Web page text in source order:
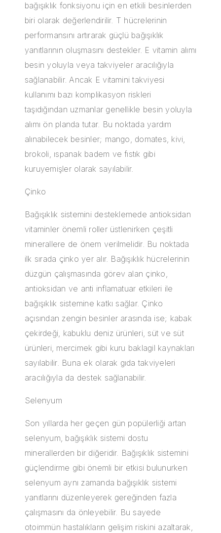
bağışıklık fonksiyonu için en etkili besinlerden
biri olarak değerlendirilir. T hücrelerinin
performansını artırarak güçlü bağışıklık
yanıtlarının oluşmasını destekler. E vitamin alımı
besin yoluyla veya takviyeler aracılığıyla
sağlanabilir. Ancak E vitamini takviyesi
kullanımı bazı komplikasyon riskleri
taşıdığından uzmanlar genellikle besin yoluyla
alımı ön planda tutar. Bu noktada yardım
alınabilecek besinler; mango, domates, kivi,
brokoli, ıspanak badem ve fıstık gibi
kuruyemişler olarak sayılabilir.
Çinko
Bağışıklık sistemini desteklemede antioksidan
vitaminler önemli roller üstlenirken çeşitli
minerallere de önem verilmelidir. Bu noktada
ilk sırada çinko yer alır. Bağışıklık hücrelerinin
düzgün çalışmasında görev alan çinko,
antioksidan ve anti inflamatuar etkileri ile
bağışıklık sistemine katkı sağlar. Çinko
açısından zengin besinler arasında ise; kabak
çekirdeği, kabuklu deniz ürünleri, süt ve süt
ürünleri, mercimek gibi kuru baklagil kaynakları
sayılabilir. Buna ek olarak gıda takviyeleri
aracılığıyla da destek sağlanabilir.
Selenyum
Son yıllarda her geçen gün popülerliği artan
selenyum, bağışıklık sistemi dostu
minerallerden bir diğeridir. Bağışıklık sistemini
güçlendirme gibi önemli bir etkisi bulunurken
selenyum aynı zamanda bağışıklık sistemi
yanıtlarını düzenleyerek gereğinden fazla
çalışmasını da önleyebilir. Bu sayede
otoimmün hastalıkların gelişim riskini azaltarak,